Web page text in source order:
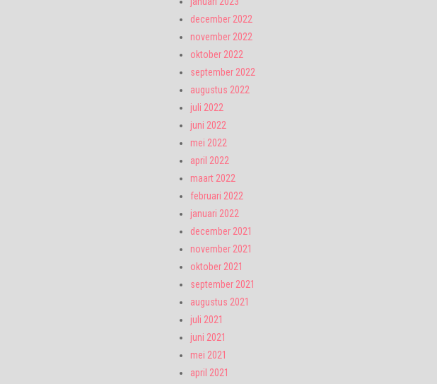
december 2022
november 2022
oktober 2022
september 2022
augustus 2022
juli 2022
juni 2022
mei 2022
april 2022
maart 2022
februari 2022
januari 2022
december 2021
november 2021
oktober 2021
september 2021
augustus 2021
juli 2021
juni 2021
mei 2021
april 2021